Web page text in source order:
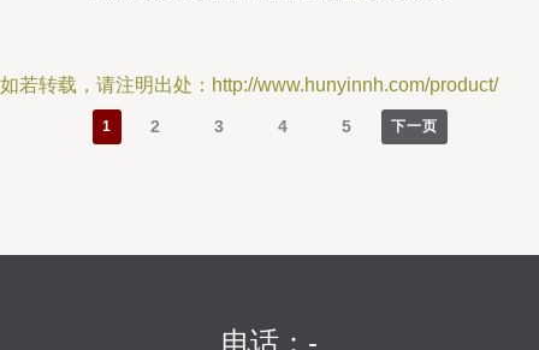
如若转载，请注明出处：http://www.hunyinnh.com/product/
1 2 3 4 5 下一页
电话：-